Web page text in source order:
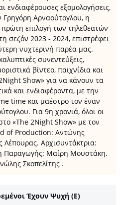
ενδιαφέρουσες εξομολογήσεις,
Γρηγόρη Αρναούτογλου, η
επιλογή των τηλεθεατών
σεζόν 2023 - 2024, επιστρέφει
νυχτερινή παρέα μας.
συνεντεύξεις,
βίντεο, παιχνίδια και
Show» για να κάνουν τα
και ενδιαφέροντα, με την
time και μαέστρο τον έναν
Για 9η χρονιά, όλοι οι
«The 2Νight Show» με τον
of Production: Αντώνης
Αρχισυντάκτρια:
Παραγωγής: Μαίρη Μουστάκη.
Σκοπελίτης .
Έχουν Ψυχή (Ε)